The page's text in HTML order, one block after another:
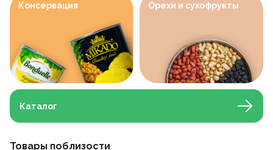
Консервация Орехи и сухофрукты
Каталог
Товары поблизости